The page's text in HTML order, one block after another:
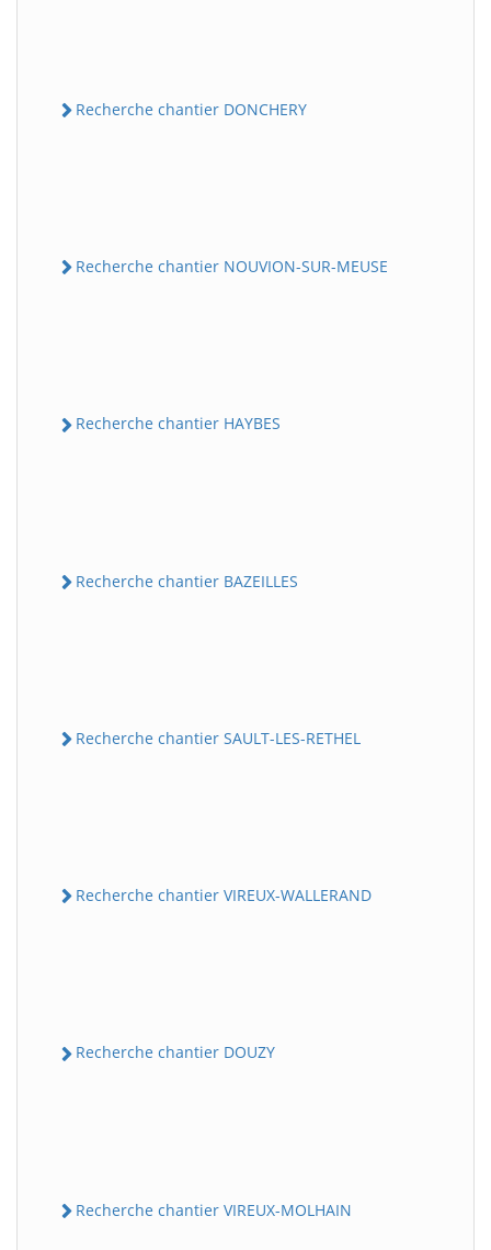
Recherche chantier DONCHERY
Recherche chantier NOUVION-SUR-MEUSE
Recherche chantier HAYBES
Recherche chantier BAZEILLES
Recherche chantier SAULT-LES-RETHEL
Recherche chantier VIREUX-WALLERAND
Recherche chantier DOUZY
Recherche chantier VIREUX-MOLHAIN